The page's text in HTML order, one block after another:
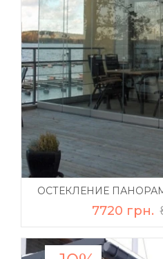
ОСТЕКЛЕНИЕ
7720 грн.